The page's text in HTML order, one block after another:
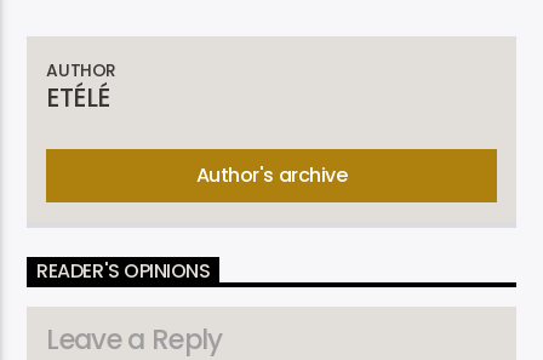
AUTHOR
ETÉLÉ
Author's archive
READER'S OPINIONS
Leave a Reply